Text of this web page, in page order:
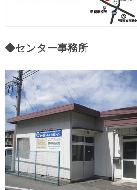
◆センター事務所